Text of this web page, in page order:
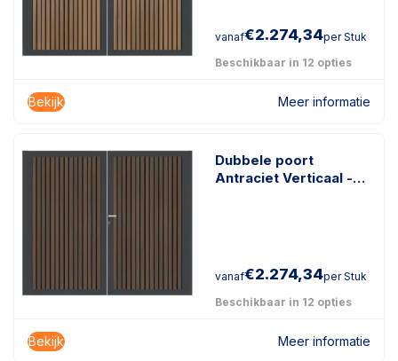
vanaf€2.274,34per Stuk
Beschikbaar in 12 opties
Bekijk Meer informatie
Dubbele poort
Antraciet Verticaal -
vanaf€2.274,34per Stuk
Beschikbaar in 12 opties
Bekijk Meer informatie